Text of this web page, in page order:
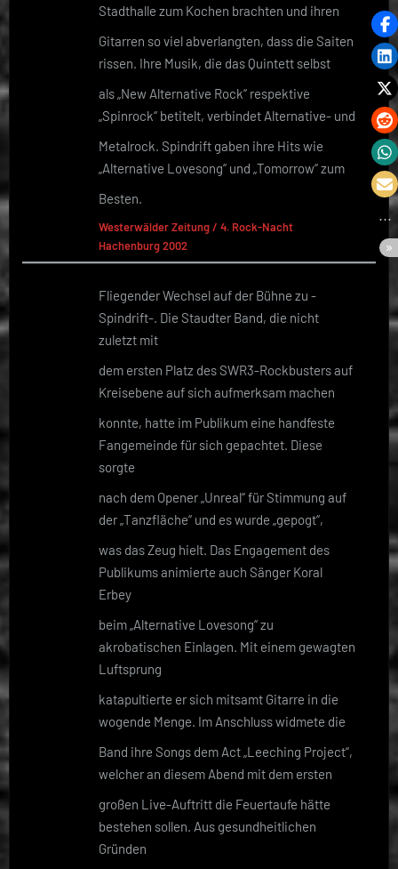
Stadthalle zum Kochen brachten und ihren
Gitarren so viel abverlangten, dass die Saiten
rissen. Ihre Musik, die das Quintett selbst
als „New Alternative Rock“ respektive
„Spinrock“ betitelt, verbindet Alternative- und
Metalrock. Spindrift gaben ihre Hits wie
„Alternative Lovesong“ und „Tomorrow“ zum
Besten.
Westerwälder Zeitung / 4. Rock-Nacht
Hachenburg 2002
Fliegender Wechsel auf der Bühne zu -
Spindrift-. Die Staudter Band, die nicht
zuletzt mit
dem ersten Platz des SWR3-Rockbusters auf
Kreisebene auf sich aufmerksam machen
konnte, hatte im Publikum eine handfeste
Fangemeinde für sich gepachtet. Diese
sorgte
nach dem Opener „Unreal“ für Stimmung auf
der „Tanzfläche“ und es wurde „gepogt“,
was das Zeug hielt. Das Engagement des
Publikums animierte auch Sänger Koral
Erbey
beim „Alternative Lovesong“ zu
akrobatischen Einlagen. Mit einem gewagten
Luftsprung
katapultierte er sich mitsamt Gitarre in die
wogende Menge. Im Anschluss widmete die
Band ihre Songs dem Act „Leeching Project“,
welcher an diesem Abend mit dem ersten
großen Live-Auftritt die Feuertaufe hätte
bestehen sollen. Aus gesundheitlichen
Gründen